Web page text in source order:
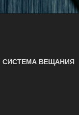
СИСТЕМА ВЕЩАНИЯ